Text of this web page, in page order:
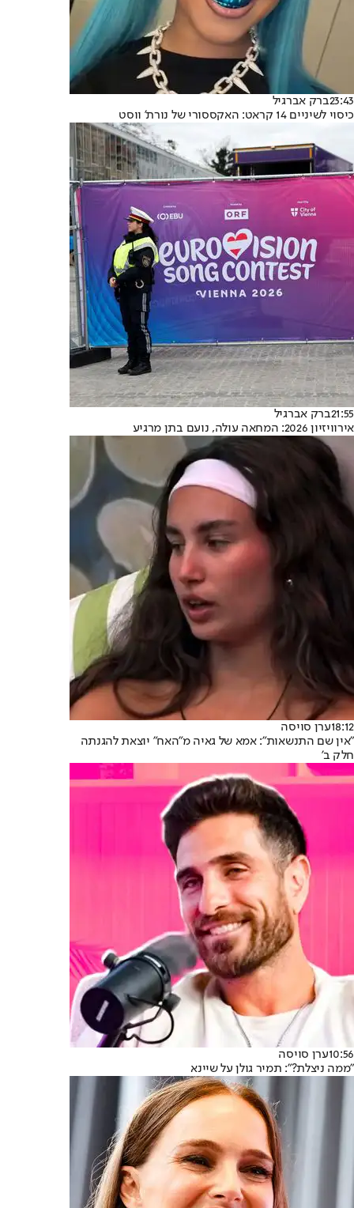
23:43ברק אברגיל
כיסוי לשיניים 14 קראט: האקססורי של נורת' ווסט
21:55ברק אברגיל
אירוויזיון 2026: המחאה עולה, נועם בתן מרגיע
18:12ערן סויסה
"אין שם התנשאות": אמא של גאיה מ"האח" יוצאת להגנתה
חלק ב'
10:56ערן סויסה
"ממה ניצלת?": תמיר גולן על שיינא